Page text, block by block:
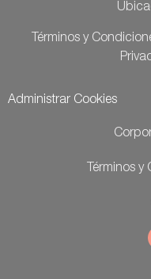
Términos y
Administrar Cookies
Términos